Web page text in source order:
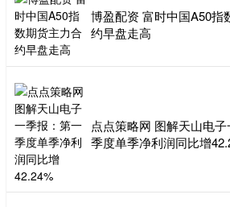
博盈配资 富时中国A50指
约早盘走高
点点策略网 图解天山电
季度单季净利润同比增